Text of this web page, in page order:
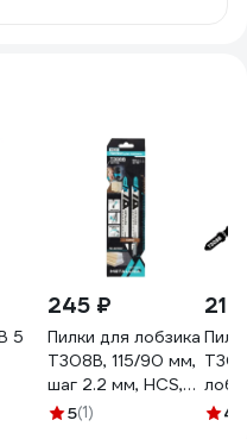
5
245 ₽
Пилки для лобзика
T308B, 115/90 мм,
шаг 2.2 мм, HCS,
яп/зуб, чист. рез,
5(1) 4.7